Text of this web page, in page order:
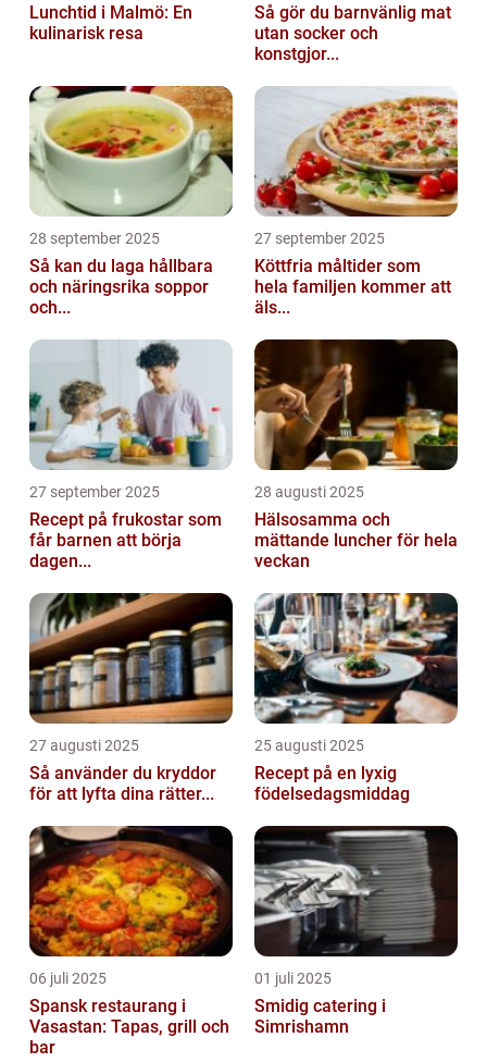
Lunchtid i Malmö: En
kulinarisk resa
Så gör du barnvänlig mat
utan socker och
konstgjor...
28 september 2025
Så kan du laga hållbara
och näringsrika soppor
och...
27 september 2025
Köttfria måltider som
hela familjen kommer att
äls...
27 september 2025
Recept på frukostar som
får barnen att börja
dagen...
28 augusti 2025
Hälsosamma och
mättande luncher för hela
veckan
27 augusti 2025
Så använder du kryddor
för att lyfta dina rätter...
25 augusti 2025
Recept på en lyxig
födelsedagsmiddag
06 juli 2025
Spansk restaurang i
Vasastan: Tapas, grill och
bar
01 juli 2025
Smidig catering i
Simrishamn